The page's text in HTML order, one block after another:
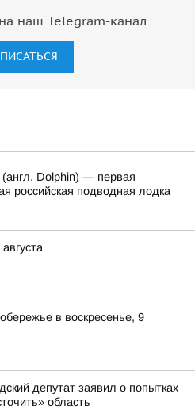
наш Telegram-канал
Dolphin) — первая
российская подводная лодка
в воскресенье, 9
депутат заявил о попытках
область